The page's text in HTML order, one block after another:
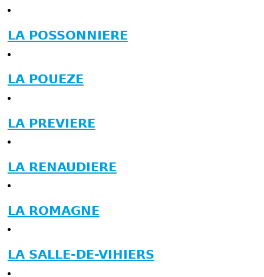
LA POSSONNIERE
LA POUEZE
LA PREVIERE
LA RENAUDIERE
LA ROMAGNE
LA SALLE-DE-VIHIERS